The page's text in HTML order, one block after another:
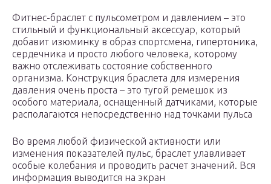
Фитнес-браслет с пульсометром и давлением – это
стильный и функциональный аксессуар, который
добавит изюминку в образ спортсмена, гипертоника,
сердечника и просто любого человека, которому
важно отслеживать состояние собственного
организма. Конструкция браслета для измерения
давления очень проста – это тугой ремешок из
особого материала, оснащенный датчиками, которые
располагаются непосредственно над точками пульса
Во время любой физической активности или
изменения показателей пульс, браслет улавливает
особые колебания и проводить расчет значений. Вся
информация выводится на экран